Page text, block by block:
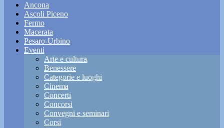
Ancona
Ascoli Piceno
Fermo
Macerata
Pesaro-Urbino
Eventi
Arte e cultura
Benessere
Categorie e luoghi
Cinema
Concerti
Concorsi
Convegni e seminari
Corsi